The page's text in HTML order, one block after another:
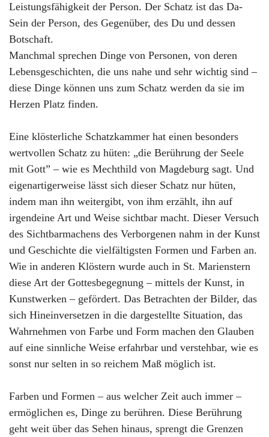
Leistungsfähigkeit der Person. Der Schatz ist das Da-
Sein der Person, des Gegenüber, des Du und dessen
Botschaft.
Manchmal sprechen Dinge von Personen, von deren
Lebensgeschichten, die uns nahe und sehr wichtig sind –
diese Dinge können uns zum Schatz werden da sie im
Herzen Platz finden.
Eine klösterliche Schatzkammer hat einen besonders
wertvollen Schatz zu hüten: „die Berührung der Seele
mit Gott” – wie es Mechthild von Magdeburg sagt. Und
eigenartigerweise lässt sich dieser Schatz nur hüten,
indem man ihn weitergibt, von ihm erzählt, ihn auf
irgendeine Art und Weise sichtbar macht. Dieser Versuch
des Sichtbarmachens des Verborgenen nahm in der Kunst
und Geschichte die vielfältigsten Formen und Farben an.
Wie in anderen Klöstern wurde auch in St. Marienstern
diese Art der Gottesbegegnung – mittels der Kunst, in
Kunstwerken – gefördert. Das Betrachten der Bilder, das
sich Hineinversetzen in die dargestellte Situation, das
Wahrnehmen von Farbe und Form machen den Glauben
auf eine sinnliche Weise erfahrbar und verstehbar, wie es
sonst nur selten in so reichem Maß möglich ist.
Farben und Formen – aus welcher Zeit auch immer –
ermöglichen es, Dinge zu berühren. Diese Berührung
geht weit über das Sehen hinaus, sprengt die Grenzen